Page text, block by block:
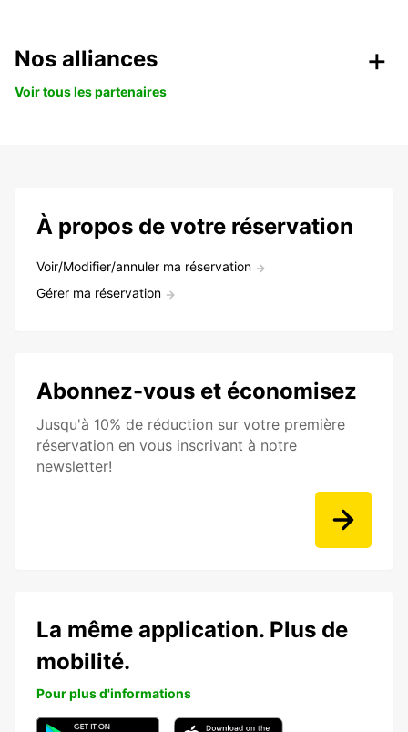
Nos alliances
Voir tous les partenaires
À propos de votre réservation
Voir/Modifier/annuler ma réservation
Gérer ma réservation
Abonnez-vous et économisez
Jusqu'à 10% de réduction sur votre première
réservation en vous inscrivant à notre
newsletter!
La même application. Plus de
mobilité.
Pour plus d'informations